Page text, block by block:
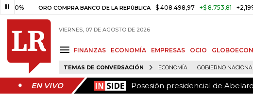
ORO COMPRA BANCO DE LA REPÚBLICA $ 408.498,97 +$ 8.753,81 +2,19%
VIERNES, 07 DE AGOSTO DE 2026
FINANZAS ECONOMÍA EMPRESAS OCIO
TEMAS DE CONVERSACIÓN ECONOMÍA GOBIERNO
EN VIVO Posesión presidencial de
EN VIVO Posesión presidencial de